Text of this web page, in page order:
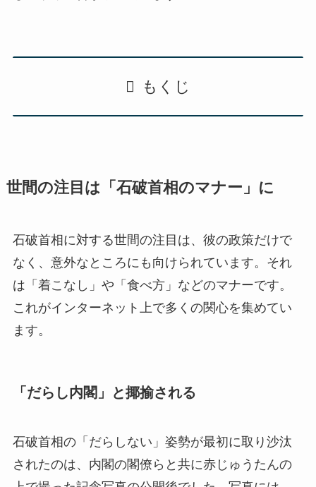
もくじ
世間の注目は「石破首相のマナー」に
石破首相に対する世間の注目は、彼の政策だけで
なく、意外なところにも向けられています。それ
は「着こなし」や「食べ方」などのマナーです。
これがインターネット上で多くの関心を集めてい
ます。
「だらし内閣」と揶揄される
石破首相の「だらしない」姿勢が最初に取り沙汰
されたのは、内閣の閣僚らと共に赤じゅうたんの